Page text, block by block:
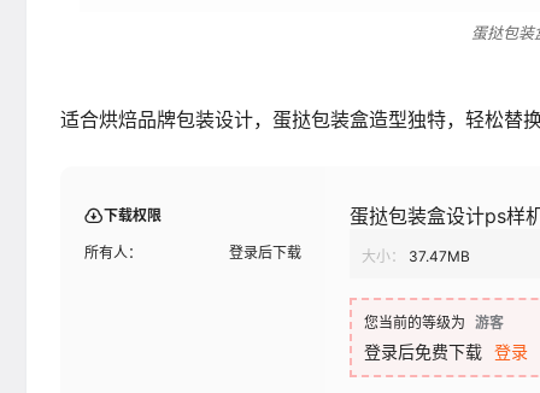
蛋挞包装
适合烘焙品牌包装设计，蛋挞包装盒造型独特，轻松替
下载权限
所有人： 登录后下载
蛋挞包装盒设计ps样
大小： 37.47MB
您当前的等级为 游客
登录后免费下载 登录